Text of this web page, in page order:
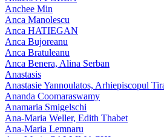
Anchee Min
Anca Manolescu
Anca HATIEGAN
Anca Bujoreanu
Anca Bratuleanu
Anca Benera, Alina Serban
Anastasis
Anastasie Yannoulatos, Arhiepiscopul
Ananda Coomaraswamy
Anamaria Smigelschi
Ana-Maria Weller, Edith Thabet
Ana-Maria Lemnaru